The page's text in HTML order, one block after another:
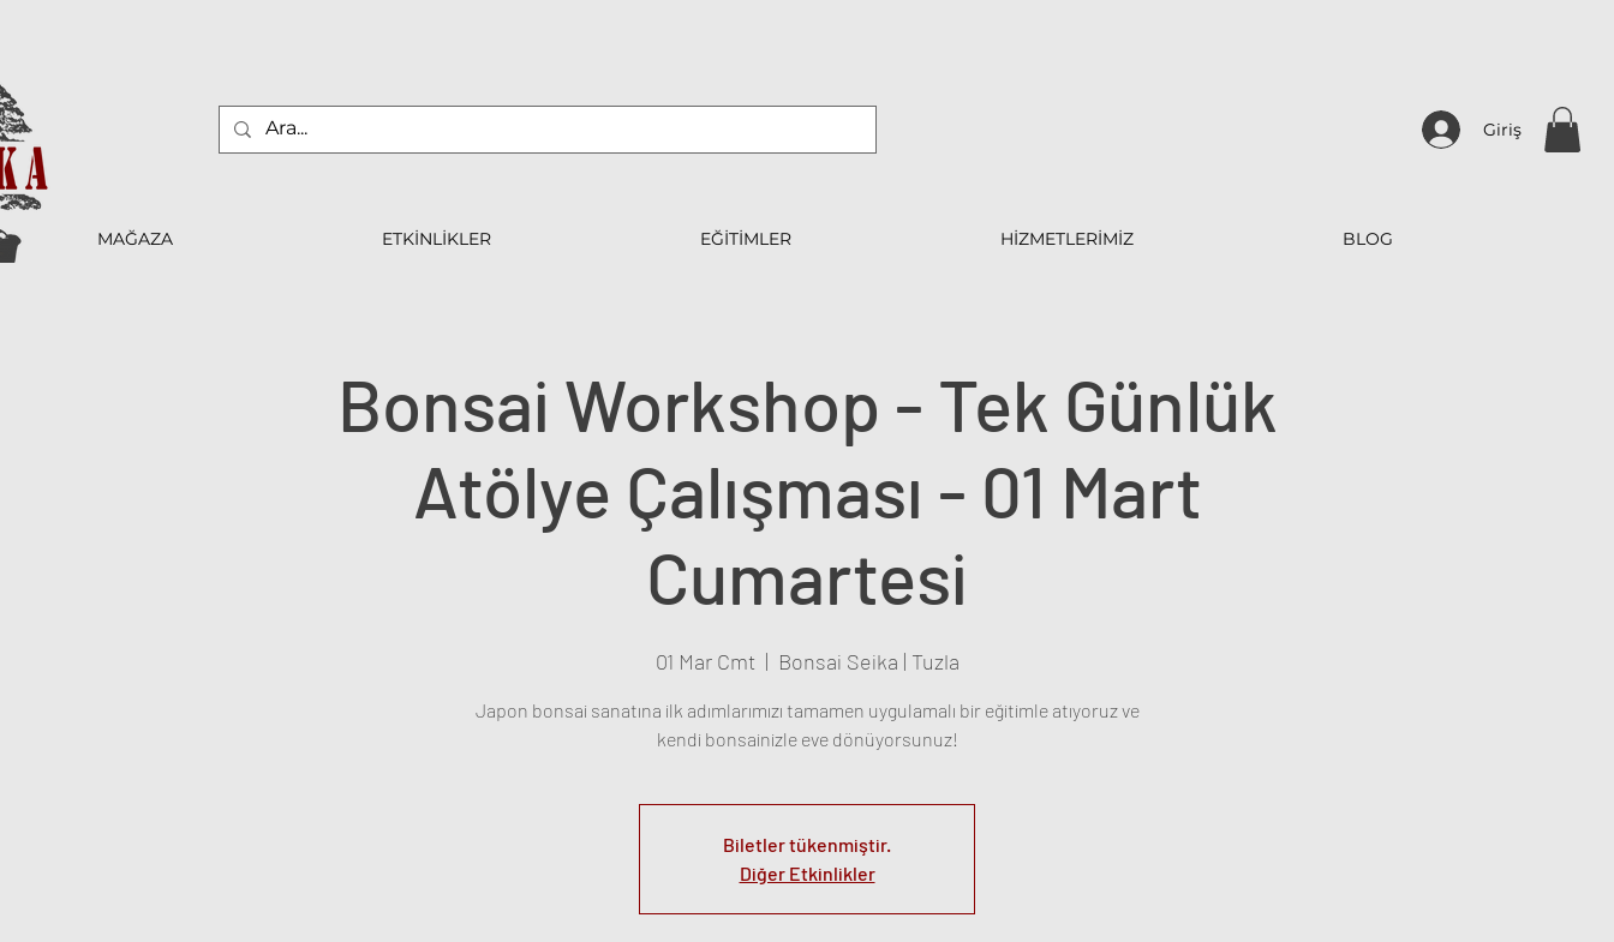
Giriş
MAĞAZA ETKİNLİKLER EĞİTİMLER HİZMETLERİMİZ BLOG
Bonsai Workshop - Tek Günlük
Atölye Çalışması - 01 Mart
Cumartesi
01 Mar Cmt
  |
Bonsai Seika | Tuzla
Japon bonsai sanatına ilk adımlarımızı tamamen uygulamalı bir eğitimle atıyoruz ve
kendi bonsainizle eve dönüyorsunuz!
Biletler tükenmiştir.
Diğer Etkinlikler